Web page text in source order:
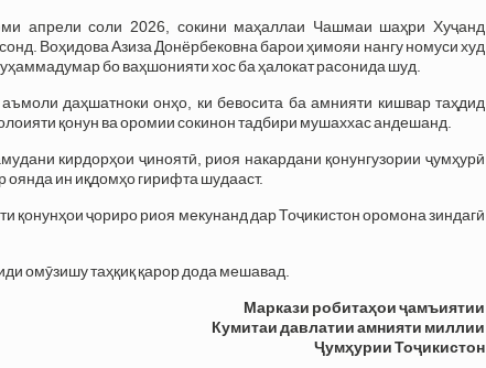
апрели соли 2026, сокини маҳаллаи Чашмаи шаҳри Хуҷанд
Воҳидова Азиза Донёрбековна барои ҳимояи нангу номуси худ
бо ваҳшонияти хос ба ҳалокат расонида шуд.
даҳшатноки онҳо, ки бевосита ба амнияти кишвар таҳдид
қонун ва оромии сокинон тадбири мушаххас андешанд.
кирдорҳои ҷиноятӣ, риоя накардани қонунгузории ҷумҳурӣ
ин иқдомҳо гирифта шудааст.
қонунҳои ҷориро риоя мекунанд дар Тоҷикистон оромона зиндагӣ
омӯзишу таҳқиқ қарор дода мешавад.
Маркази робитаҳои ҷамъиятии
Кумитаи давлатии амнияти миллии
Ҷумҳурии Тоҷикистон